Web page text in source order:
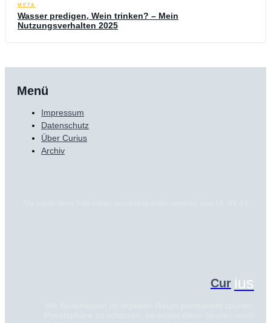
META
Wasser predigen, Wein trinken? – Mein
Nutzungsverhalten 2025
Menü
Impressum
Datenschutz
Über Curius
Archiv
Cur ius